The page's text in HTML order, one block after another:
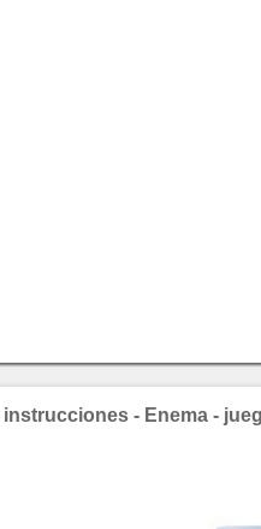
- Enema -